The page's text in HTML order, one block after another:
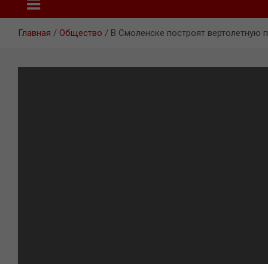
Главная Общество В Смоленске построят вертолетную